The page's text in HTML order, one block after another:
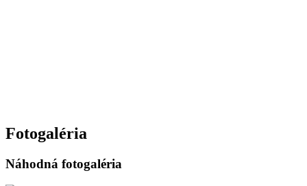
Fotogaléria
Náhodná fotogaléria